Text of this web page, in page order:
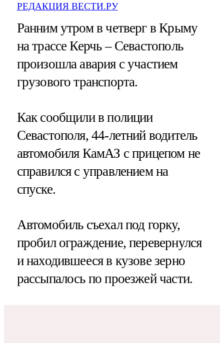
РЕДАКЦИЯ ВЕСТИ.РУ
Ранним утром в четверг в Крыму
на трассе Керчь – Севастополь
произошла авария с участием
грузового транспорта.
Как сообщили в полиции
Севастополя, 44-летний водитель
автомобиля КамАЗ с прицепом не
справился с управлением на
спуске.
Автомобиль съехал под горку,
пробил ограждение, перевернулся
и находившееся в кузове зерно
рассыпалось по проезжей части.